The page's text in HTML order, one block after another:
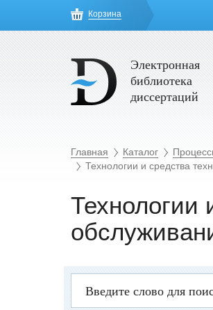
Корзина
Электронная
библиотека
диссертаций
Главная Каталог
Технологии и средства
Технологии